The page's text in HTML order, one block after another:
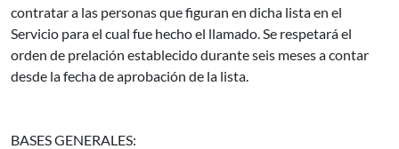
contratar a las personas que figuran en dicha lista en el
Servicio para el cual fue hecho el llamado. Se respetará el
orden de prelación establecido durante seis meses a contar
desde la fecha de aprobación de la lista.
BASES GENERALES: